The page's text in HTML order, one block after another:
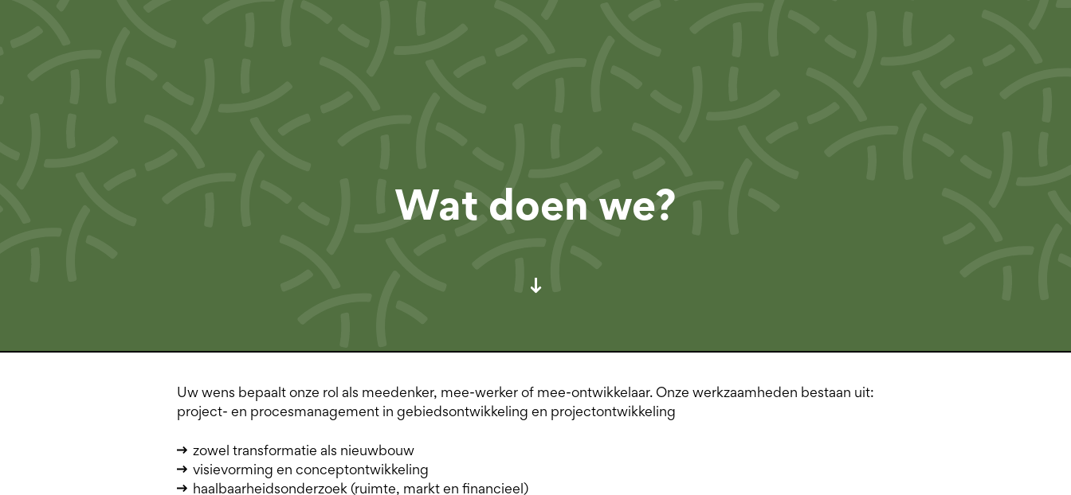
Wat doen we?
Uw wens bepaalt onze rol als meedenker, mee-werker of mee-ontwikkelaar. Onze werkzaamheden bestaan uit:
project- en procesmanagement in gebiedsontwikkeling en projectontwikkeling
zowel transformatie als nieuwbouw
visievorming en conceptontwikkeling
haalbaarheidsonderzoek (ruimte, markt en financieel)